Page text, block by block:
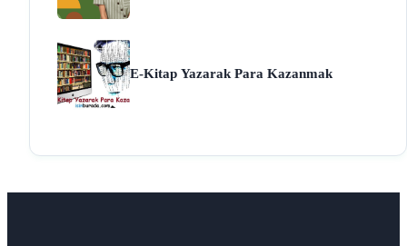
E-Kitap Yazarak Para Kazanmak